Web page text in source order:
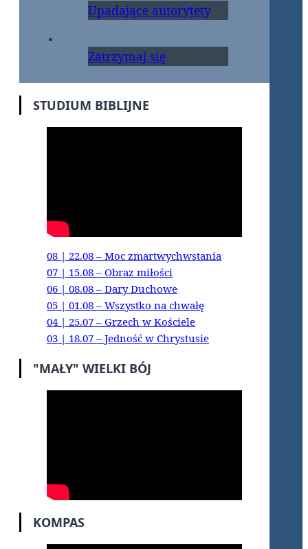
Upadające autorytety
Zatrzymaj się
STUDIUM BIBLIJNE
08 | 22.08 – Moc zmartwychwstania
07 | 15.08 – Obraz miłości
06 | 08.08 – Dary Duchowe
05 | 01.08 – Wszystko na chwałę
04 | 25.07 – Grzech w Kościele
03 | 18.07 – Jedność w Chrystusie
"MAŁY" WIELKI BÓJ
KOMPAS